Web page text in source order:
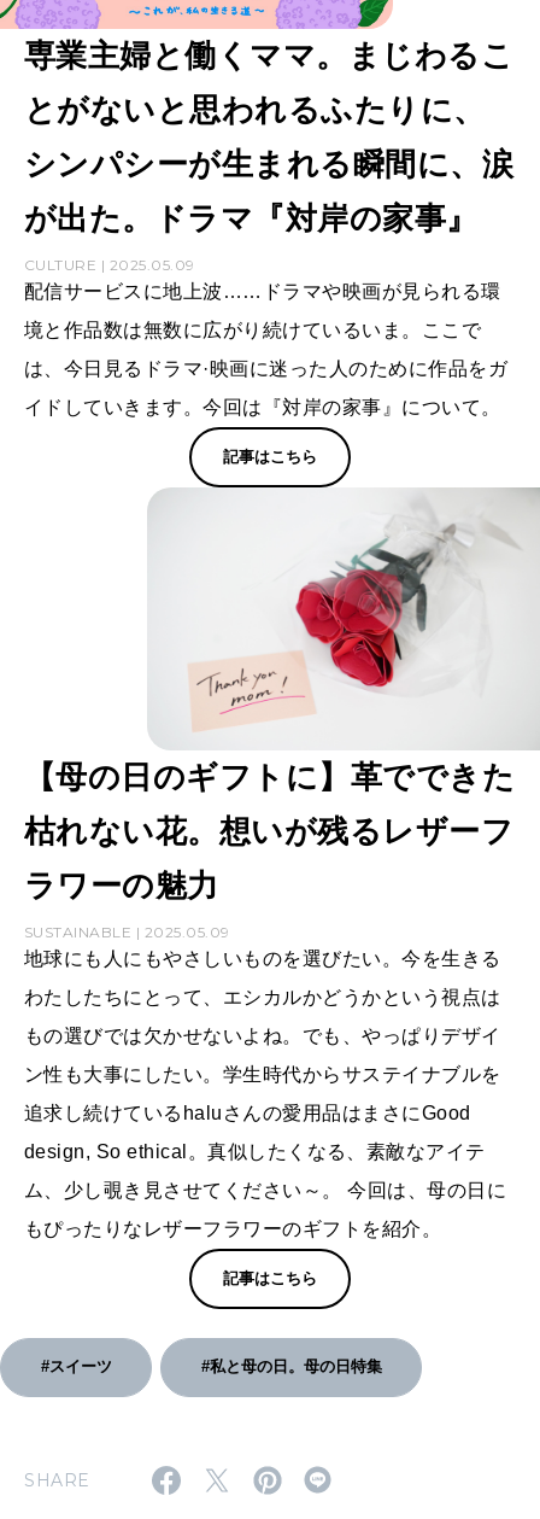
専業主婦と働くママ。まじわるこ
とがないと思われるふたりに、
シンパシーが生まれる瞬間に、涙
が出た。ドラマ『対岸の家事』
CULTURE | 2025.05.09
配信サービスに地上波……ドラマや映画が見られる環
境と作品数は無数に広がり続けているいま。ここで
は、今日見るドラマ·映画に迷った人のために作品をガ
イドしていきます。今回は『対岸の家事』について。
記事はこちら
【母の日のギフトに】革でできた
枯れない花。想いが残るレザーフ
ラワーの魅力
SUSTAINABLE | 2025.05.09
地球にも人にもやさしいものを選びたい。今を生きる
わたしたちにとって、エシカルかどうかという視点は
もの選びでは欠かせないよね。でも、やっぱりデザイ
ン性も大事にしたい。学生時代からサステイナブルを
追求し続けているhaluさんの愛用品はまさにGood
design, So ethical。真似したくなる、素敵なアイテ
ム、少し覗き見させてください～。 今回は、母の日に
もぴったりなレザーフラワーのギフトを紹介。
記事はこちら
#スイーツ #私と母の日。母の日特集
SHARE